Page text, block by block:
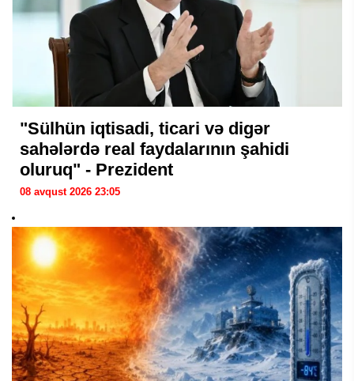
"Sülhün iqtisadi, ticari və digər
sahələrdə real faydalarının şahidi
oluruq" - Prezident
08 avqust 2026 23:05